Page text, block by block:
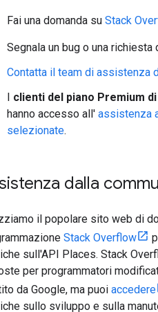
Fai una domanda su Stack
Segnala un bug o una
Contatta il team di assistenza
I clienti del piano Premium
hanno accesso all' assistenza
selezionate.
dalla
il popolare sito web di
Stack Overflow
sull'API Places. Stack
per programmatori
da Google, ma puoi accedere
sullo sviluppo e sulla